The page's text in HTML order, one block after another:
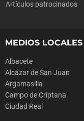
Artículos patrocinados
MEDIOS LOCALES
Albacete
Alcázar de San Juan
Argamasilla
Campo de Criptana
Ciudad Real